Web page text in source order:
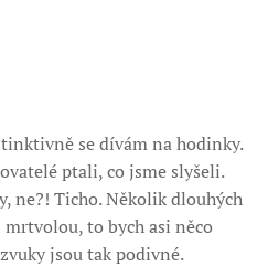
se dívám na hodinky.
ptali, co jsme slyšeli.
ne?! Ticho. Několik dlouhých
to bych asi něco
jsou tak podivné.